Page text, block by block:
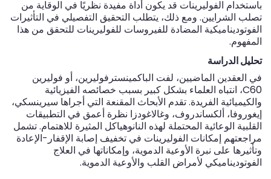
باستخدام الفوليرينات قد يكون أداة مفيدة نظريًا في الوقاية من
تصلب الشرايين. ومع ذلك، يتطلب التحقيق التفصيلي في التأثيرات
الفوتوديناميكية المضادة للفيروسات للفوليرينات للتحقق من هذا
المفهوم.
تحليل الدراسة
في العقدين الماضيين، لفت الباكمينسترفوليرين، أو فوليرين
C60، انتباه العلماء بشكل كبير بسبب خصائصه الفيزيائية
والكيميائية الفريدة. تقدم الأبحاث المقنعة التي أجراها سيرينسكي،
إيغوروفا، ألكساندروف، وغالاغودزا نظرة أعمق في التطبيقات
القلبية الوعائية المحتملة لهذه النانوهياكل المثيرة للاهتمام. تشمل
مراجعتهم إمكانات الفوليرينات في تخفيف إصابة الإقفار-الإعادة
وتأثيرها على نبرة الأوعية الدموية، وإمكاناتها في العلاج
الفوتوديناميكي لأمراض القلب والأوعية الدموية.